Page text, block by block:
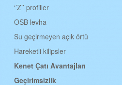
DÜZCE KENET ÇATI
‘’Z’’ profiller
OSB levha
Su geçirmeyen açık örtü
Hareketli kilipsler
KenetÇatıAvantajları
Geçirimsizlik